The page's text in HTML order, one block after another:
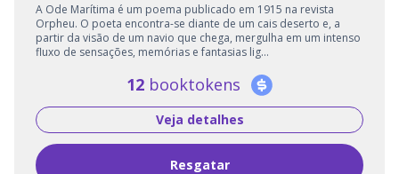
A Ode Marítima é um poema publicado em 1915 na revista
Orpheu. O poeta encontra-se diante de um cais deserto e, a
partir da visão de um navio que chega, mergulha em um intenso
fluxo de sensações, memórias e fantasias lig...
12 booktokens
Veja detalhes
Resgatar